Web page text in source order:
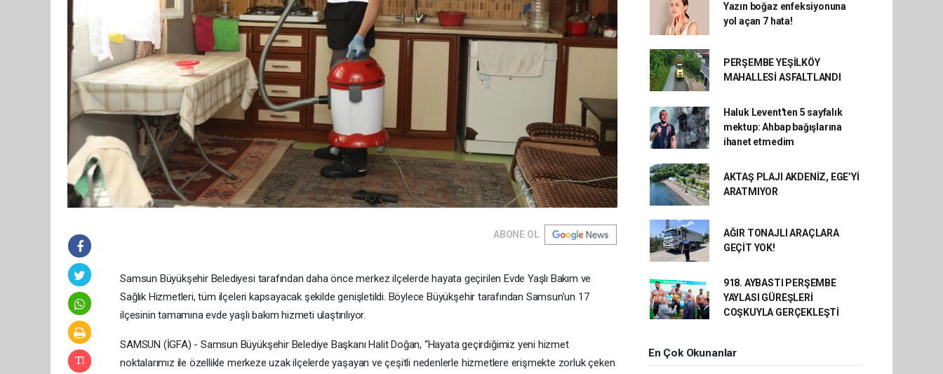
ABONE OL
Samsun Büyükşehir Belediyesi tarafından daha önce merkez ilçelerde hayata geçirilen Evde Yaşlı Bakım ve
Sağlık Hizmetleri, tüm ilçeleri kapsayacak şekilde genişletildi. Böylece Büyükşehir tarafından Samsun’un 17
ilçesinin tamamına evde yaşlı bakım hizmeti ulaştırılıyor.
SAMSUN (İGFA) - Samsun Büyükşehir Belediye Başkanı Halit Doğan, “Hayata geçirdiğimiz yeni hizmet
noktalarımız ile özellikle merkeze uzak ilçelerde yaşayan ve çeşitli nedenlerle hizmetlere erişmekte zorluk çeken
Yazın boğaz enfeksiyonuna
yol açan 7 hata!
PERŞEMBE YEŞİLKÖY
MAHALLESİ ASFALTLANDI
Haluk Levent'ten 5 sayfalık
mektup: Ahbap bağışlarına
ihanet etmedim
AKTAŞ PLAJI AKDENİZ, EGE’Yİ
ARATMIYOR
AĞIR TONAJLI ARAÇLARA
GEÇİT YOK!
918. AYBASTI PERŞEMBE
YAYLASI GÜREŞLERİ
COŞKUYLA GERÇEKLEŞTİ
En Çok Okunanlar